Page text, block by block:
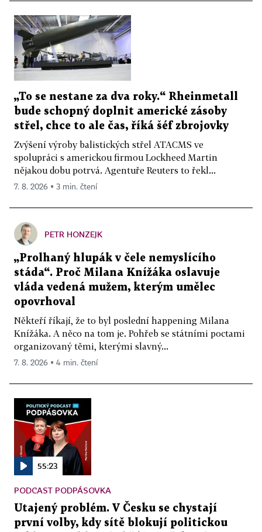
„To se nestane za dva roky.“ Rheinmetall
bude schopný doplnit americké zásoby
střel, chce to ale čas, říká šéf zbrojovky
Zvýšení výroby balistických střel ATACMS ve
spolupráci s americkou firmou Lockheed Martin
nějakou dobu potrvá. Agentuře Reuters to řekl...
7. 8. 2026 ▪ 3 min. čtení
PETR HONZEJK
„Prolhaný hlupák v čele nemyslícího
stáda“. Proč Milana Knížáka oslavuje
vláda vedená mužem, kterým umělec
opovrhoval
Někteří říkají, že to byl poslední happening Milana
Knížáka. A něco na tom je. Pohřeb se státními poctami
organizovaný těmi, kterými slavný...
7. 8. 2026 ▪ 4 min. čtení
55:23
PODCAST PODPÁSOVKA
Utajený problém. V Česku se chystají
první volby, kdy sítě blokují politickou